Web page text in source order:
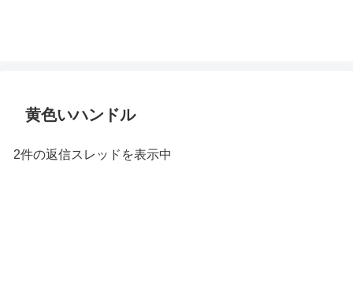
黄色いハンドル
2件の返信スレッドを表示中